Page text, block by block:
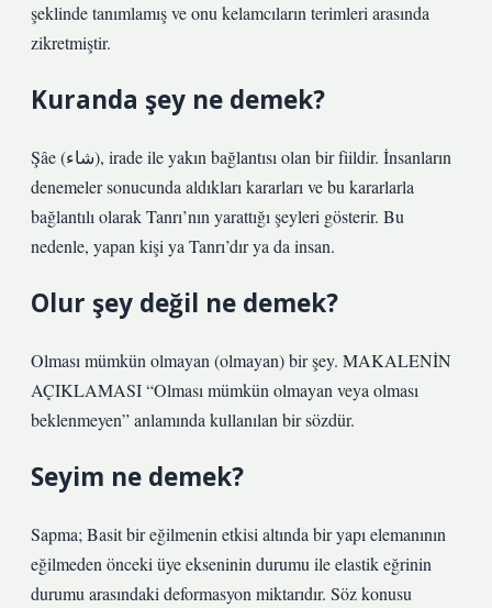
şeklinde tanımlamış ve onu kelamcıların terimleri arasında
zikretmiştir.
Kuranda şey ne demek?
Şâe (شاء), irade ile yakın bağlantısı olan bir fiildir. İnsanların
denemeler sonucunda aldıkları kararları ve bu kararlarla
bağlantılı olarak Tanrı’nın yarattığı şeyleri gösterir. Bu
nedenle, yapan kişi ya Tanrı’dır ya da insan.
Olur şey değil ne demek?
Olması mümkün olmayan (olmayan) bir şey. MAKALENİN
AÇIKLAMASI “Olması mümkün olmayan veya olması
beklenmeyen” anlamında kullanılan bir sözdür.
Seyim ne demek?
Sapma; Basit bir eğilmenin etkisi altında bir yapı elemanının
eğilmeden önceki üye ekseninin durumu ile elastik eğrinin
durumu arasındaki deformasyon miktarıdır. Söz konusu